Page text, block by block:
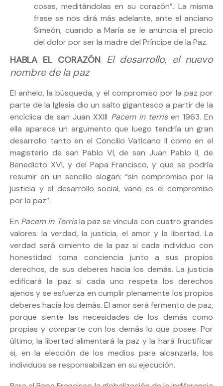
cosas, meditándolas en su corazón”. La misma
frase se nos dirá más adelante, ante el anciano
Simeón, cuando a María se le anuncia el precio
del dolor por ser la madre del Príncipe de la Paz.
HABLA EL CORAZÓN El desarrollo, el nuevo
nombre de la paz
El anhelo, la búsqueda, y el compromiso por la paz por
parte de la Iglesia dio un salto gigantesco a partir de la
encíclica de san Juan XXIII Pacem in terris en 1963. En
ella aparece un argumento que luego tendría un gran
desarrollo tanto en el Concilio Vaticano II como en el
magisterio de san Pablo VI, de san Juan Pablo II, de
Benedicto XVI, y del Papa Francisco, y que se podría
resumir en un sencillo slogan: “sin compromiso por la
justicia y el desarrollo social, vano es el compromiso
por la paz”.
En Pacem in Terrisla paz se vincula con cuatro grandes
valores: la verdad, la justicia, el amor y la libertad. La
verdad será cimiento de la paz si cada individuo con
honestidad toma conciencia junto a sus propios
derechos, de sus deberes hacia los demás. La justicia
edificará la paz si cada uno respeta los derechos
ajenos y se esfuerza en cumplir plenamente los propios
deberes hacia los demás. El amor será fermento de paz,
porque siente las necesidades de los demás como
propias y comparte con los demás lo que posee. Por
último, la libertad alimentará la paz y la hará fructificar
si, en la elección de los medios para alcanzarla, los
individuos se responsabilizan en su ejecución.